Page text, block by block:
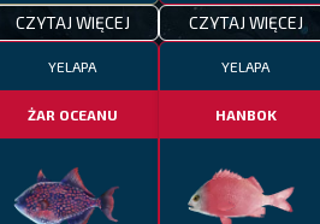
CZYTAJ WIĘCEJ CZYTAJ WIĘCEJ
YELAPA
ŻAR OCEANU
YELAPA
HANBOK